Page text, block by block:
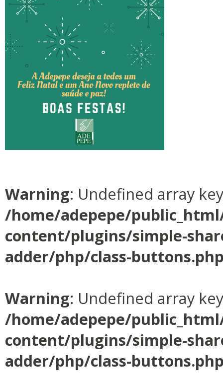
Warning: Undefined array
/home/adepepe/
content/plugins/simple-
adder/php/class-
Warning: Undefined array
/home/adepepe/
content/plugins/simple-
adder/php/class-